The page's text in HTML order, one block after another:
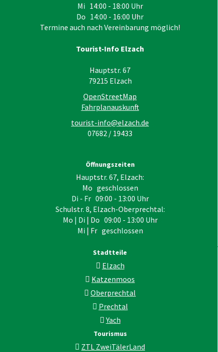
Mi 14:00 - 18:00 Uhr
Do 14:00 - 16:00 Uhr
Termine auch nach Vereinbarung möglich!
Tourist-Info Elzach
Hauptstr. 67
79215 Elzach
OpenStreetMap
Fahrplanauskunft
tourist-info@elzach.de
07682 / 19433
Öffnungszeiten
Hauptstr. 67, Elzach:
Mo geschlossen
Di - Fr 09:00 - 13:00 Uhr
Schulstr. 8, Elzach-Oberprechtal:
Mo | Di | Do 09:00 - 13:00 Uhr
Mi | Fr geschlossen
Stadtteile
Elzach
Katzenmoos
Oberprechtal
Prechtal
Yach
Tourismus
ZTL ZweiTälerLand